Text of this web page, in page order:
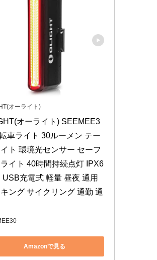
オーライト)
オーライト) SEEMEE3
車ライト 30ルーメン テー
ト 環境光センサー セーフ
イト 40時間持続点灯 IPX6
USB充電式 軽量 昼夜 通用
ング サイクリング 通勤 通
Amazonで見る